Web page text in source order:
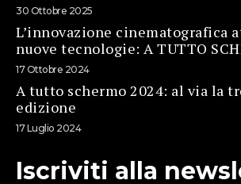
30 Ottobre 2025
L’innovazione cinematografica
nuove tecnologie: A TUTTO
17 Ottobre 2024
A tutto schermo 2024: al via la
edizione
17 Luglio 2024
Iscriviti alla